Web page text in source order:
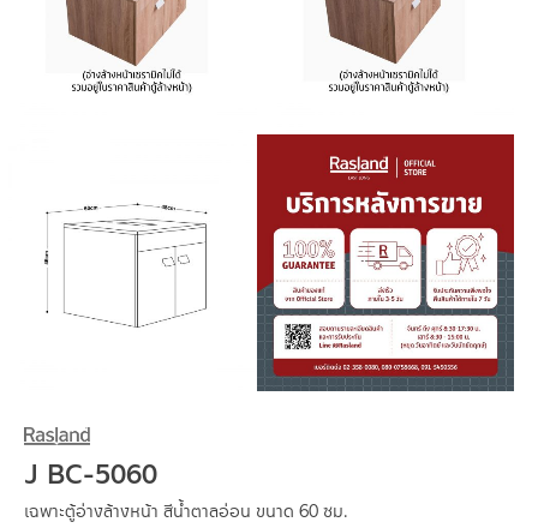
J BC-5060
เฉพาะตู้อ่างล้างหน้า สีน้ำตาลอ่อน ขนาด 60 ซม.